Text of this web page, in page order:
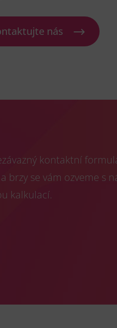
nás
kontaktní
brzy se vám ozveme s
kalkulací.